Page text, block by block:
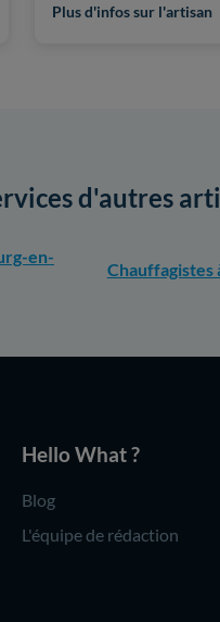
Plus d'infos sur l'artisan
d'autres
en-
Chauffagistes
Hello What ?
Blog
L'équipe de rédaction